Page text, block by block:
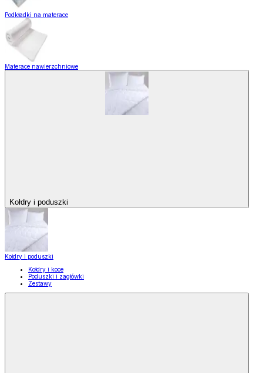
Podkładki na materace
Materace nawierzchniowe
Kołdry i poduszki
Kołdry i poduszki
Kołdry i koce
Poduszki i zagłówki
Zestawy